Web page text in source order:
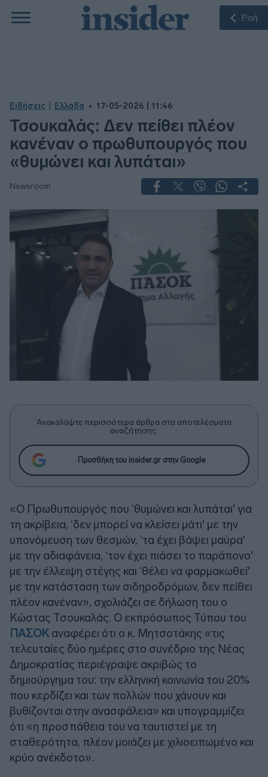
Ροή
Ειδήσεις Ελλάδα 17-05-2026 | 11:46
Τσουκαλάς: Δεν πείθει πλέον
κανέναν ο πρωθυπουργός που
«θυμώνει και λυπάται»
Newsroom
Ανακαλύψτε περισσότερα άρθρα στα αποτελέσματα
αναζήτησης.
Προσθήκη του insider.gr στην Google
«Ο Πρωθυπουργός που ‘θυμώνει και λυπάται' για
τη ακρίβεια, ‘δεν μπορεί να κλείσει μάτι' με την
υπονόμευση των θεσμών, ‘τα έχει βάψει μαύρα'
με την αδιαφάνεια, ‘τον έχει πιάσει το παράπονο'
με την έλλειψη στέγης και ‘θέλει να φαρμακωθεί'
με την κατάσταση των σιδηροδρόμων, δεν πείθει
πλέον κανέναν», σχολιάζει σε δήλωση του ο
Κώστας Τσουκαλάς. Ο εκπρόσωπος Τύπου του
ΠΑΣΟΚαναφέρει ότι ο κ. Μητσοτάκης «τις
τελευταίες δύο ημέρες στο συνέδριο της Νέας
Δημοκρατίας περιέγραψε ακριβώς το
δημιούργημα του: την ελληνική κοινωνία του 20%
που κερδίζει και των πολλών που χάνουν και
βυθίζονται στην ανασφάλεια» και υπογραμμίζει
ότι «η προσπάθεια του να ταυτιστεί με τη
σταθερότητα, πλέον μοιάζει με χιλιοειπωμένο και
κρύο ανέκδοτο».